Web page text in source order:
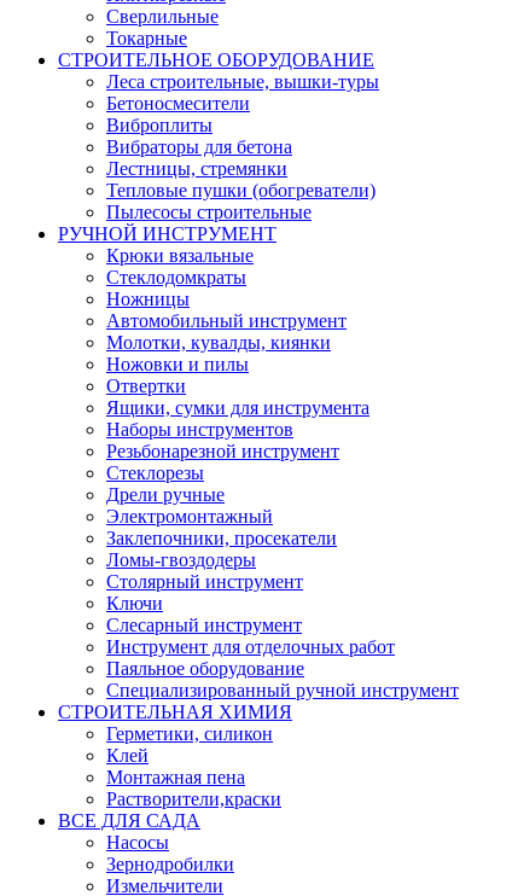
Сверлильные
Токарные
СТРОИТЕЛЬНОЕ ОБОРУДОВАНИЕ
Леса строительные, вышки-туры
Бетоносмесители
Виброплиты
Вибраторы для бетона
Лестницы, стремянки
Тепловые пушки (обогреватели)
Пылесосы строительные
РУЧНОЙ ИНСТРУМЕНТ
Крюки вязальные
Стеклодомкраты
Ножницы
Автомобильный инструмент
Молотки, кувалды, киянки
Ножовки и пилы
Отвертки
Ящики, сумки для инструмента
Наборы инструментов
Резьбонарезной инструмент
Стеклорезы
Дрели ручные
Электромонтажный
Заклепочники, просекатели
Ломы-гвоздодеры
Столярный инструмент
Ключи
Слесарный инструмент
Инструмент для отделочных работ
Паяльное оборудование
Специализированный ручной инструмент
СТРОИТЕЛЬНАЯ ХИМИЯ
Герметики, силикон
Клей
Монтажная пена
Растворители,краски
ВСЕ ДЛЯ САДА
Насосы
Зернодробилки
Измельчители